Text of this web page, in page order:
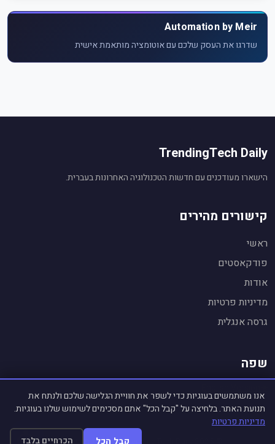
Automation by Meir
שדרגו את העסק שלכם עם אוטומציה מותאמת אישית
TrendingTech Daily
הישארו מעודכנים עם חדשות הטכנולוגיה האחרונות בעברית.
קישורים מהירים
ראשי
פודקאסטים
אודות
מדיניות פרטיות
גרסה אנגלית
שפה
אנו משתמשים בעוגיות כדי לשפר את חוויית הגלישה שלכם ולנתח את
תנועת האתר. בלחיצה על "קבל הכל" אתם מסכימים לשימוש שלנו בעוגיות.
מדיניות פרטיות
קבל הכל
הכרחיים בלבד